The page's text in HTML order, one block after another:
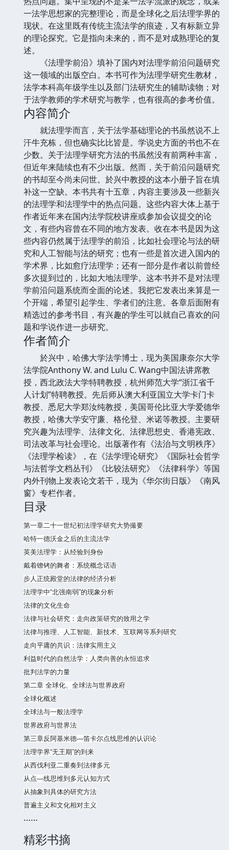
一法学思想家的完整理论，而是全球化之后法理学界的
现状。在这里既有传统主流法学的痕迹，又有标新立异
的理论探究。它是指向未来的，而不是对成熟理论的复
述。
《法理学前沿》填补了国内对法理学前沿问题研究
这一领域的出版空白。本书可作为法理学研究生教材，
法学本科高年级学生以及部门法研究生的辅助读物；对
于法学教师的学术研究与教学，也有很高的参考价值。
内容简介
就法理学而言，关于法学基础理论的书虽然说不上
汗牛充栋，但也确实比比皆是。学说史方面的书也不在
少数。关于法理学研究方法的书虽然没有前两种丰富，
但近年来陆续也有不少出版。然而，关于前沿问题研究
的书却至今尚未问世。於兴中教授的这本小册子旨在填
补这一空缺。本书共有十五章，内容主要涉及一些新兴
的法理学和法理学中的热点问题。这些内容大体上基于
作者近年来在国内法学院校讲座或参加会议提交的论
文，有些内容曾在不同的地方发表。收在本书是因为这
些内容仍然属于法理学的前沿，比如社会理论与法的研
究和人工智能与法的研究；也有一些是首次进入国内的
学术界，比如愈疗法理学；还有一部分是作者以前曾经
多次提到过的，比如大地法理学。这本书并不是对法理
学前沿问题系统而全面的论述。我把它发表出来算是一
个开端，希望引起学生、学者们的注意。各章后面附有
精选过的参考书目，有兴趣的学生可以就自己喜欢的问
题和学说作进一步研究。
作者简介
於兴中，哈佛大学法学博士，现为美国康奈尔大学
法学院Anthony W. and Lulu C. Wang中国法讲席教
授，西北政法大学特聘教授，杭州师范大学“浙江省千
人计划”特聘教授。先后师从澳大利亚国立大学卡门卡
教授、悉尼大学郑汝纯教授，美国哥伦比亚大学爱德华
教授，哈佛大学安守廉、格伦登、米诺等教授。主要研
究兴趣为法理学、法律文化、法律思想史、香港宪政、
司法改革与社会理论。出版著作有《法治与文明秩序》
《法理学检读》，在《法学理论研究》《国际社会哲学
与法哲学文档丛刊》《比较法研究》《法律科学》等国
内外刊物上发表论文若干，现为《华尔街日版》《南风
窗》专栏作者。
目录
第一章二十一世纪初法理学研究大势撮要
哈特一德沃金之后的主流法学
英美法理学：从经验到身份
戴着镣铐的舞者：系统概念话语
步人正统殿堂的法律的经济分析
法理学中“北强南弱”的现象分析
法律的文化生命
法律与社会研究：走向政策研究的致用之学
法律与推理、人工智能、新技术、互联网等系列研究
走向平庸的共识：法律实用主义
利益时代的自然法学：人类向善的永恒追求
批判法学的力量
第二章 全球化、全球法与世界政府
全球化概述
全球法与一般法理学
世界政府与世界法
第三章反阿基米德—笛卡尔点线思维的认识论
法理学界“无王期”的到来
从西伐利亚二重奏到法律多元
从点—线思维到多元认知方式
从抽象到具体的研究方法
普遍主义和文化相对主义
……
精彩书摘